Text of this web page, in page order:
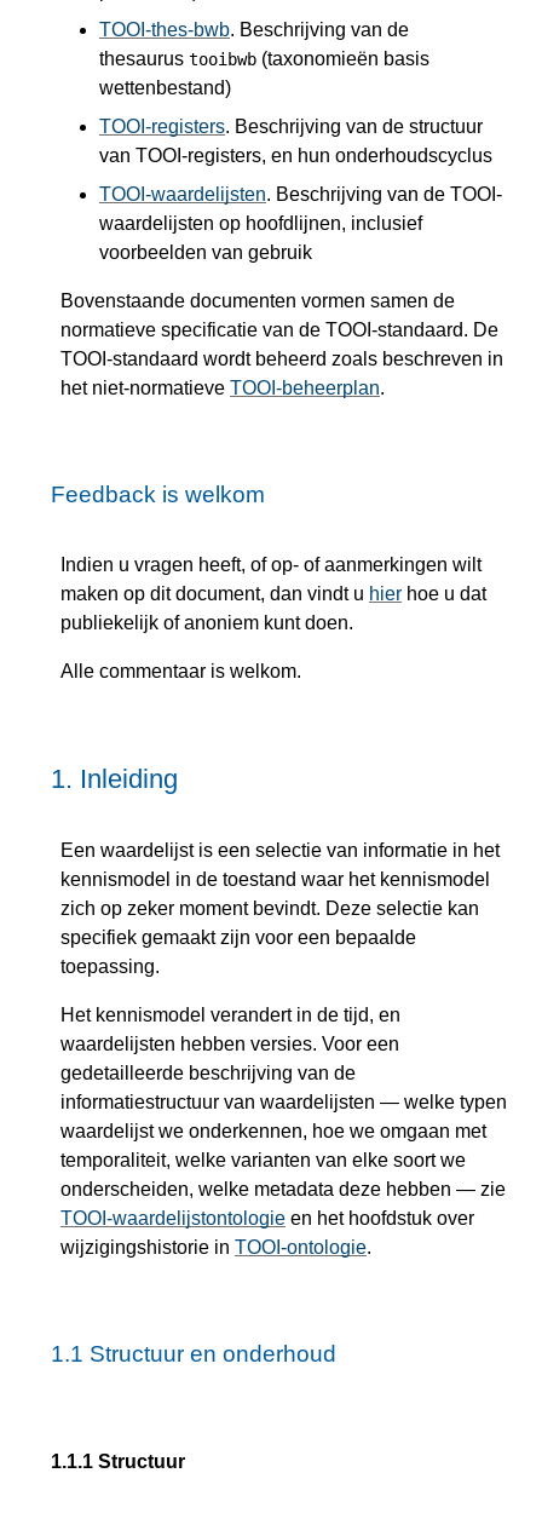
TOOI-thes-bwb. Beschrijving van de
thesaurus tooibwb (taxonomieën basis
wettenbestand)
TOOI-registers. Beschrijving van de structuur
van TOOI-registers, en hun onderhoudscyclus
TOOI-waardelijsten. Beschrijving van de TOOI-
waardelijsten op hoofdlijnen, inclusief
voorbeelden van gebruik
Bovenstaande documenten vormen samen de
normatieve specificatie van de TOOI-standaard. De
TOOI-standaard wordt beheerd zoals beschreven in
het niet-normatieve TOOI-beheerplan.
Feedback is welkom
Indien u vragen heeft, of op- of aanmerkingen wilt
maken op dit document, dan vindt u hier hoe u dat
publiekelijk of anoniem kunt doen.
Alle commentaar is welkom.
1. Inleiding
Een waardelijst is een selectie van informatie in het
kennismodel in de toestand waar het kennismodel
zich op zeker moment bevindt. Deze selectie kan
specifiek gemaakt zijn voor een bepaalde
toepassing.
Het kennismodel verandert in de tijd, en
waardelijsten hebben versies. Voor een
gedetailleerde beschrijving van de
informatiestructuur van waardelijsten — welke typen
waardelijst we onderkennen, hoe we omgaan met
temporaliteit, welke varianten van elke soort we
onderscheiden, welke metadata deze hebben — zie
TOOI-waardelijstontologie en het hoofdstuk over
wijzigingshistorie in TOOI-ontologie.
1.1 Structuur en onderhoud
1.1.1 Structuur